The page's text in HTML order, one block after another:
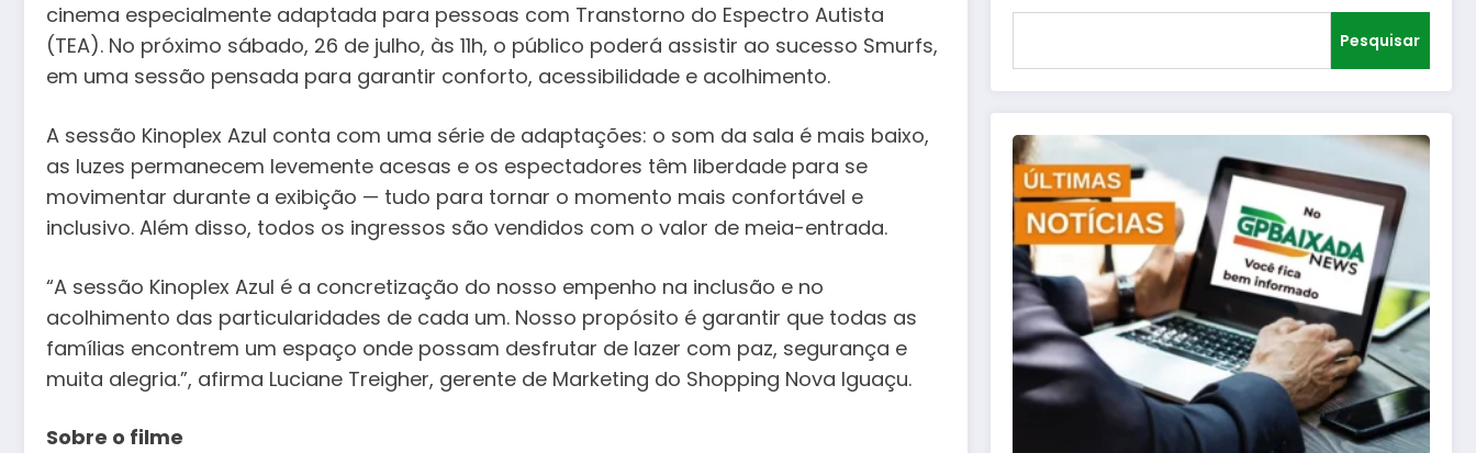
cinema especialmente adaptada para pessoas com Transtorno do Espectro Autista
(TEA). No próximo sábado, 26 de julho, às 11h, o público poderá assistir ao sucesso Smurfs,
em uma sessão pensada para garantir conforto, acessibilidade e acolhimento.
A sessão Kinoplex Azul conta com uma série de adaptações: o som da sala é mais baixo,
as luzes permanecem levemente acesas e os espectadores têm liberdade para se
movimentar durante a exibição — tudo para tornar o momento mais confortável e
inclusivo. Além disso, todos os ingressos são vendidos com o valor de meia-entrada.
“A sessão Kinoplex Azul é a concretização do nosso empenho na inclusão e no
acolhimento das particularidades de cada um. Nosso propósito é garantir que todas as
famílias encontrem um espaço onde possam desfrutar de lazer com paz, segurança e
muita alegria.”, afirma Luciane Treigher, gerente de Marketing do Shopping Nova Iguaçu.
Sobre o filme
Pesquisar